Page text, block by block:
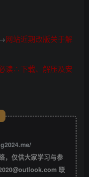
网站近期改版关于解
读∴下载、解压及安
，仅供大家学习与参
联